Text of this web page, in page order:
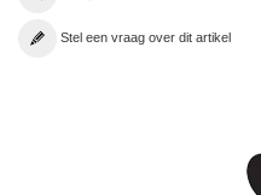
Stel een vraag over dit artikel